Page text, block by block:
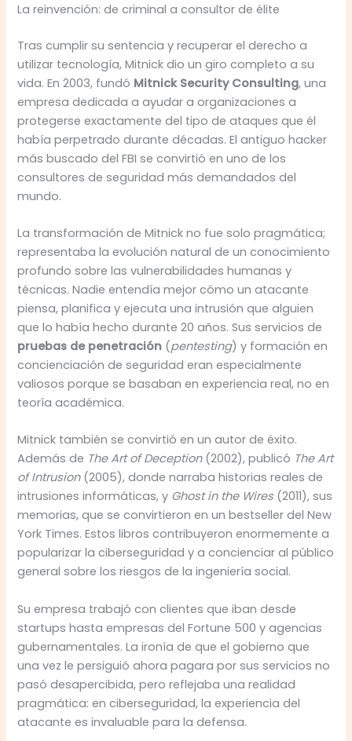
La reinvención: de criminal a consultor de élite
Tras cumplir su sentencia y recuperar el derecho a
utilizar tecnología, Mitnick dio un giro completo a su
vida. En 2003, fundó Mitnick Security Consulting, una
empresa dedicada a ayudar a organizaciones a
protegerse exactamente del tipo de ataques que él
había perpetrado durante décadas. El antiguo hacker
más buscado del FBI se convirtió en uno de los
consultores de seguridad más demandados del
mundo.
La transformación de Mitnick no fue solo pragmática;
representaba la evolución natural de un conocimiento
profundo sobre las vulnerabilidades humanas y
técnicas. Nadie entendía mejor cómo un atacante
piensa, planifica y ejecuta una intrusión que alguien
que lo había hecho durante 20 años. Sus servicios de
pruebas de penetración (pentesting) y formación en
concienciación de seguridad eran especialmente
valiosos porque se basaban en experiencia real, no en
teoría académica.
Mitnick también se convirtió en un autor de éxito.
Además de The Art of Deception(2002), publicó The Art
of Intrusion(2005), donde narraba historias reales de
intrusiones informáticas, y Ghost in the Wires (2011), sus
memorias, que se convirtieron en un bestseller del New
York Times. Estos libros contribuyeron enormemente a
popularizar la ciberseguridad y a concienciar al público
general sobre los riesgos de la ingeniería social.
Su empresa trabajó con clientes que iban desde
startups hasta empresas del Fortune 500 y agencias
gubernamentales. La ironía de que el gobierno que
una vez le persiguió ahora pagara por sus servicios no
pasó desapercibida, pero reflejaba una realidad
pragmática: en ciberseguridad, la experiencia del
atacante es invaluable para la defensa.